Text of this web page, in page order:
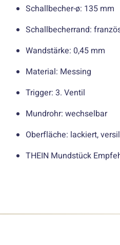
Schallbecher-ø: 135 mm
Schallbecherrand:
Wandstärke: 0,45 mm
Material: Messing
Trigger: 3. Ventil
Mundrohr: wechselbar
Oberfläche: lackiert,
THEIN Mundstück